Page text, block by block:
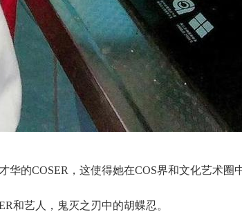
的COSER，这使得她在COS界和文化艺术圈
和艺人，鬼灭之刃中的胡蝶忍。